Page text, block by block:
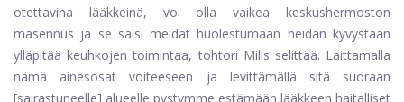
otettavina lääkkeinä, voi olla vaikea keskushermoston
masennus ja se saisi meidät huolestumaan heidän kyvystään
ylläpitää keuhkojen toimintaa, tohtori Mills selittää. Laittamalla
nämä ainesosat voiteeseen ja levittämällä sitä suoraan
[sairastuneelle] alueelle pystymme estämään lääkkeen haitalliset